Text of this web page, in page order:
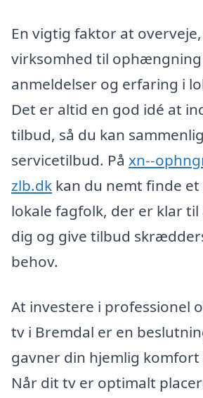
En vigtig faktor at
virksomhed til ophængning
anmeldelser og erfaring i
Det er altid en god idé at
tilbud, så du kan
servicetilbud. På xn--
zlb.dk kan du nemt finde
lokale fagfolk, der er klar til
dig og give tilbud
behov.
At investere i professionel
tv i Bremdal er en
gavner din hjemlig
Når dit tv er optimalt